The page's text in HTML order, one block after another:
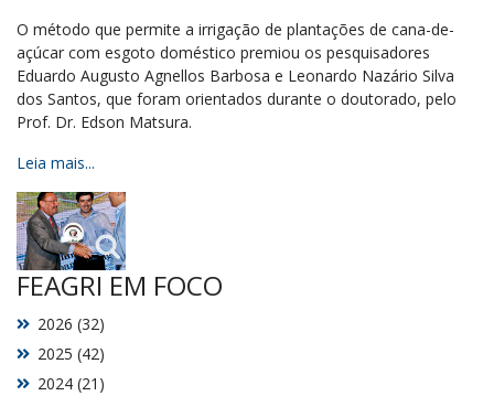
O método que permite a irrigação de plantações de cana-de-
açúcar com esgoto doméstico premiou os pesquisadores
Eduardo Augusto Agnellos Barbosa e Leonardo Nazário Silva
dos Santos, que foram orientados durante o doutorado, pelo
Prof. Dr. Edson Matsura.
Leia mais...
FEAGRI EM FOCO
2024 (21)
2025 (42)
2026 (32)